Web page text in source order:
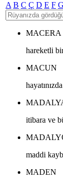
A B C Ç D E F G
MACERA
hareketli
MACUN
itibara ve
maddi
MADEN